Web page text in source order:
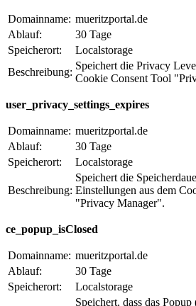
Domainname: mueritzportal.de
Ablauf:
30 Tage
Speicherort:
Localstorage
Beschreibung:
Speichert die Privacy
Cookie Consent Tool
user_privacy_settings_expires
Domainname: mueritzportal.de
Ablauf:
30 Tage
Speicherort:
Localstorage
Beschreibung:
Speichert die
Einstellungen aus dem
"Privacy Manager".
ce_popup_isClosed
Domainname: mueritzportal.de
Ablauf:
30 Tage
Speicherort:
Localstorage
Speichert, dass das